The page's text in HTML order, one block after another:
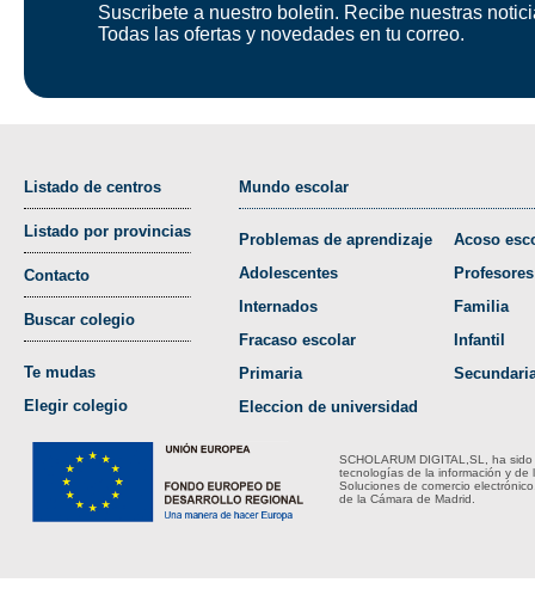
Suscribete a nuestro boletin. Recibe nuestras
Todas las ofertas y novedades en tu correo.
Listado de centros
Listado por provincias
Contacto
Buscar colegio
Te mudas
Elegir colegio
Mundo escolar
Problemas de aprendizaje
Adolescentes
Internados
Fracaso escolar
Primaria
Eleccion de universidad
Acoso
Profesores
Familia
Infantil
SCHOLARUM DIGITAL,SL, ha
tecnologías de la información y de
Soluciones de comercio
de la Cámara de Madrid.